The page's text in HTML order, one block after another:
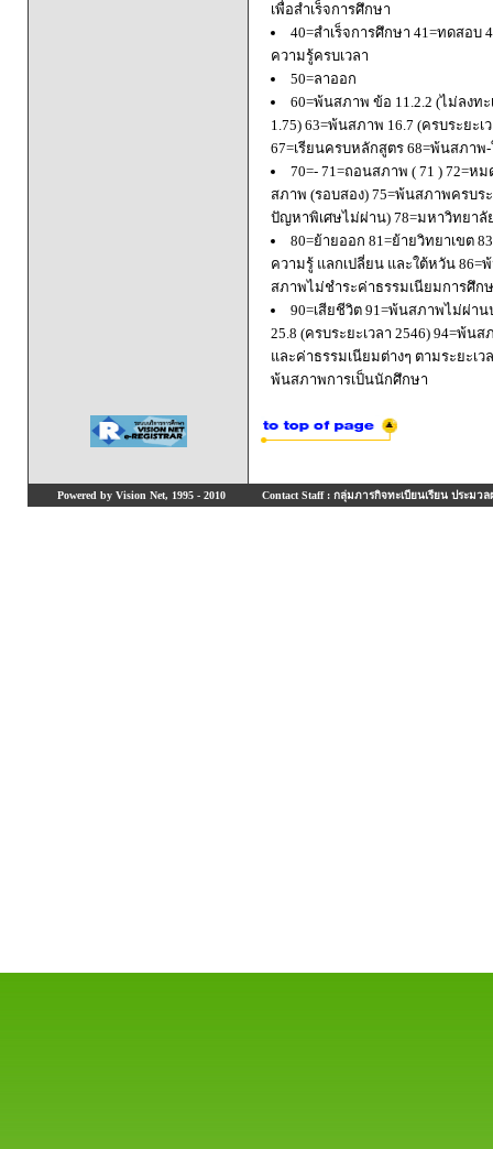
เพื่อสำเร็จการศึกษา
40=สำเร็จการศึกษา 41=ทดสอบ
ความรู้ครบเวลา
50=ลาออก
60=พ้นสภาพ ข้อ 11.2.2 (ไม่ลงท
1.75) 63=พ้นสภาพ 16.7 (ครบระยะ
67=เรียนครบหลักสูตร 68=พ้นสภา
70=- 71=ถอนสภาพ ( 71 ) 72=
สภาพ (รอบสอง) 75=พ้นสภาพครบ
ปัญหาพิเศษไม่ผ่าน) 78=มหาวิทยา
80=ย้ายออก 81=ย้ายวิทยาเขต
ความรู้ แลกเปลี่ยน และใต้หวัน
สภาพไม่ชำระค่าธรรมเนียมการศึก
90=เสียชีวิต 91=พ้นสภาพไม่ผ่า
25.8 (ครบระยะเวลา 2546) 94=พ้
และค่าธรรมเนียมต่างๆ ตามระยะเ
พ้นสภาพการเป็นนักศึกษา
Powered by Vision Net, 1995 - 2010 Contact Staff : กลุ่มภารกิจทะเบียนเรียน ประมวล